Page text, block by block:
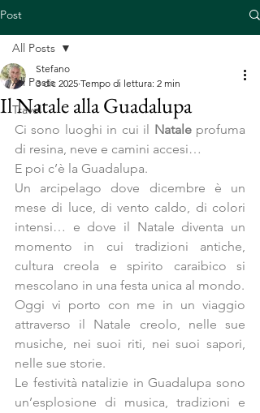
Post
All Posts
Travel
All Posts
Il Natale alla Guadalupa
Stefano
3 dic 2025 Tempo di lettura: 2 min
Ci sono luoghi in cui il Natale profuma
di resina, neve e camini accesi…
E poi c’è la Guadalupa.
Un arcipelago dove dicembre è un
mese di luce, di vento caldo, di colori
intensi… e dove il Natale diventa un
momento in cui tradizioni antiche,
cultura creola e spirito caraibico si
mescolano in una festa unica al mondo.
Oggi vi porto con me in un viaggio
attraverso il Natale creolo, nelle sue
musiche, nei suoi riti, nei suoi sapori,
nelle sue storie.
Le festività natalizie in Guadalupa sono
un’esplosione di musica, tradizioni e